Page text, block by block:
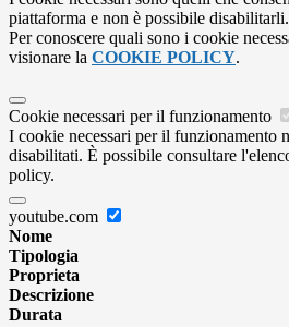
piattaforma e non è possibile disabilitarli.
Per conoscere quali sono i cookie
visionare la COOKIE POLICY.
Cookie necessari per il funzionamento
I cookie necessari per il funzionamento
disabilitati. È possibile consultare
policy.
youtube.com
Nome
Tipologia
Proprieta
Descrizione
Durata